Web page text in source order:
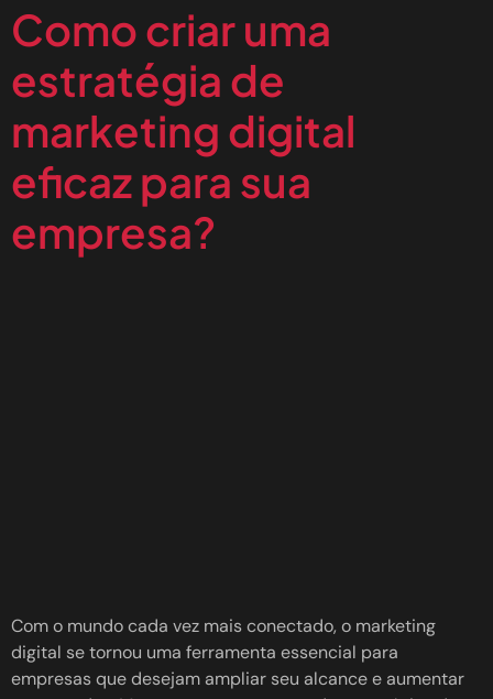
Como criar uma
estratégia de
marketing digital
eficaz para sua
empresa?
Com o mundo cada vez mais conectado, o marketing
digital se tornou uma ferramenta essencial para
empresas que desejam ampliar seu alcance e aumentar